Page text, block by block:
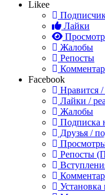
Likee
Лайки
Жалобы
Репосты
Facebook
Нравится
Лайки /
Жалобы
Подписка
Друзья /
Репосты